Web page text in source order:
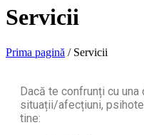
Servicii
Prima pagină / Servicii
Dacă te confrunți cu
situații/afecțiuni,
tine: